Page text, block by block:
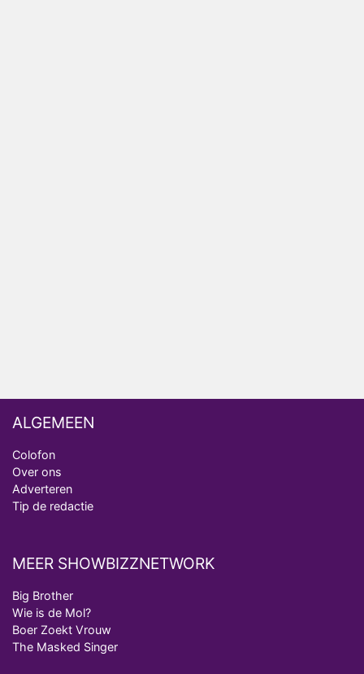
ALGEMEEN
Colofon
Over ons
Adverteren
Tip de redactie
MEER SHOWBIZZNETWORK
Big Brother
Wie is de Mol?
Boer Zoekt Vrouw
The Masked Singer